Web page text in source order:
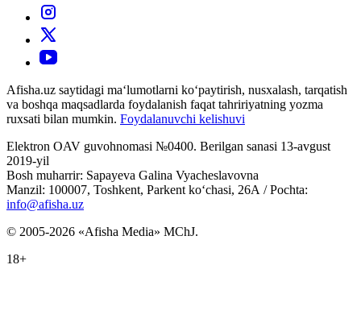
Afisha.uz saytidagi ma‘lumotlarni ko‘paytirish, nusxalash, tarqatish
va boshqa maqsadlarda foydalanish faqat tahririyatning yozma
ruxsati bilan mumkin. Foydalanuvchi kelishuvi
Elektron OAV guvohnomasi №0400. Berilgan sanasi 13-avgust
2019-yil
Bosh muharrir: Sapayeva Galina Vyacheslavovna
Manzil: 100007, Toshkent, Parkent ko‘chasi, 26А / Pochta:
info@afisha.uz
© 2005-2026 «Afisha Media» MChJ.
18+